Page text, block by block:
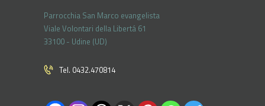
Parrocchia San Marco evangelista
Viale Volontari della Libertá 61
33100 - Udine (UD)
Tel. 0432.470814